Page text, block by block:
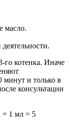
масло.
го котенка. Иначе
и только в
консультации
= 1 мл = 5